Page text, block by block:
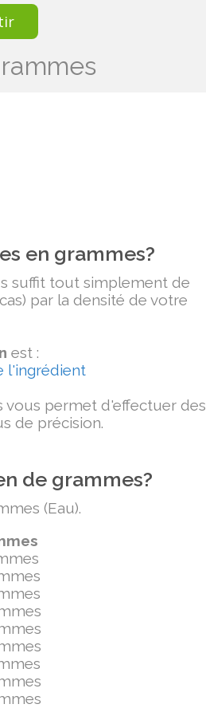
en grammes?
suffit tout simplement de
par la densité de votre
est :
l'ingrédient
vous permet d'effectuer des
de précision.
de grammes?
(Eau).